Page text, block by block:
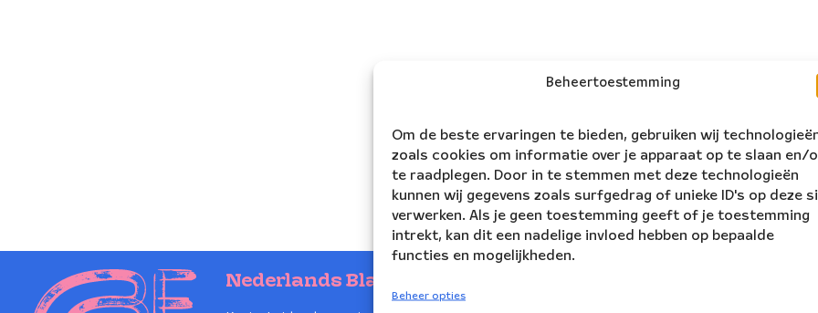
Beheertoestemming
Om de beste ervaringen te bieden, gebruiken wij
zoals cookies om informatie over je apparaat op te slaan en/
te raadplegen. Door in te stemmen met deze technologieën
kunnen wij gegevens zoals surfgedrag of unieke ID's op deze
verwerken. Als je geen toestemming geeft of je toestemming
intrekt, kan dit een nadelige invloed hebben op bepaalde
functies en mogelijkheden.
Beheer opties
Nederlands Blazers Ensemble